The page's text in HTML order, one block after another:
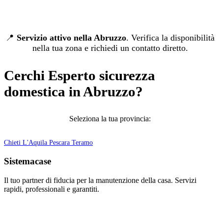
📍 Servizio attivo nella Abruzzo. Verifica la disponibilità
nella tua zona e richiedi un contatto diretto.
Cerchi Esperto sicurezza
domestica in Abruzzo?
Seleziona la tua provincia:
Chieti L'Aquila Pescara Teramo
Sistemacase
Il tuo partner di fiducia per la manutenzione della casa. Servizi
rapidi, professionali e garantiti.